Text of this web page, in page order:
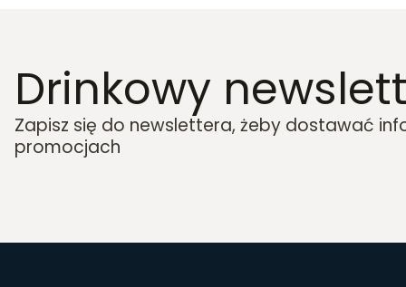
Drinkowy
Zapisz się do newslettera, żeby dostawać
promocjach